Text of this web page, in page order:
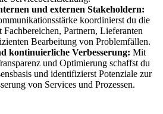
und externen Stakeholdern:
koordinierst du die
Fachbereichen, Partnern, Lieferanten
Bearbeitung von Problemfällen.
kontinuierliche Verbesserung: Mit
und Optimierung schaffst du
und identifizierst Potenziale zur
von Services und Prozessen.